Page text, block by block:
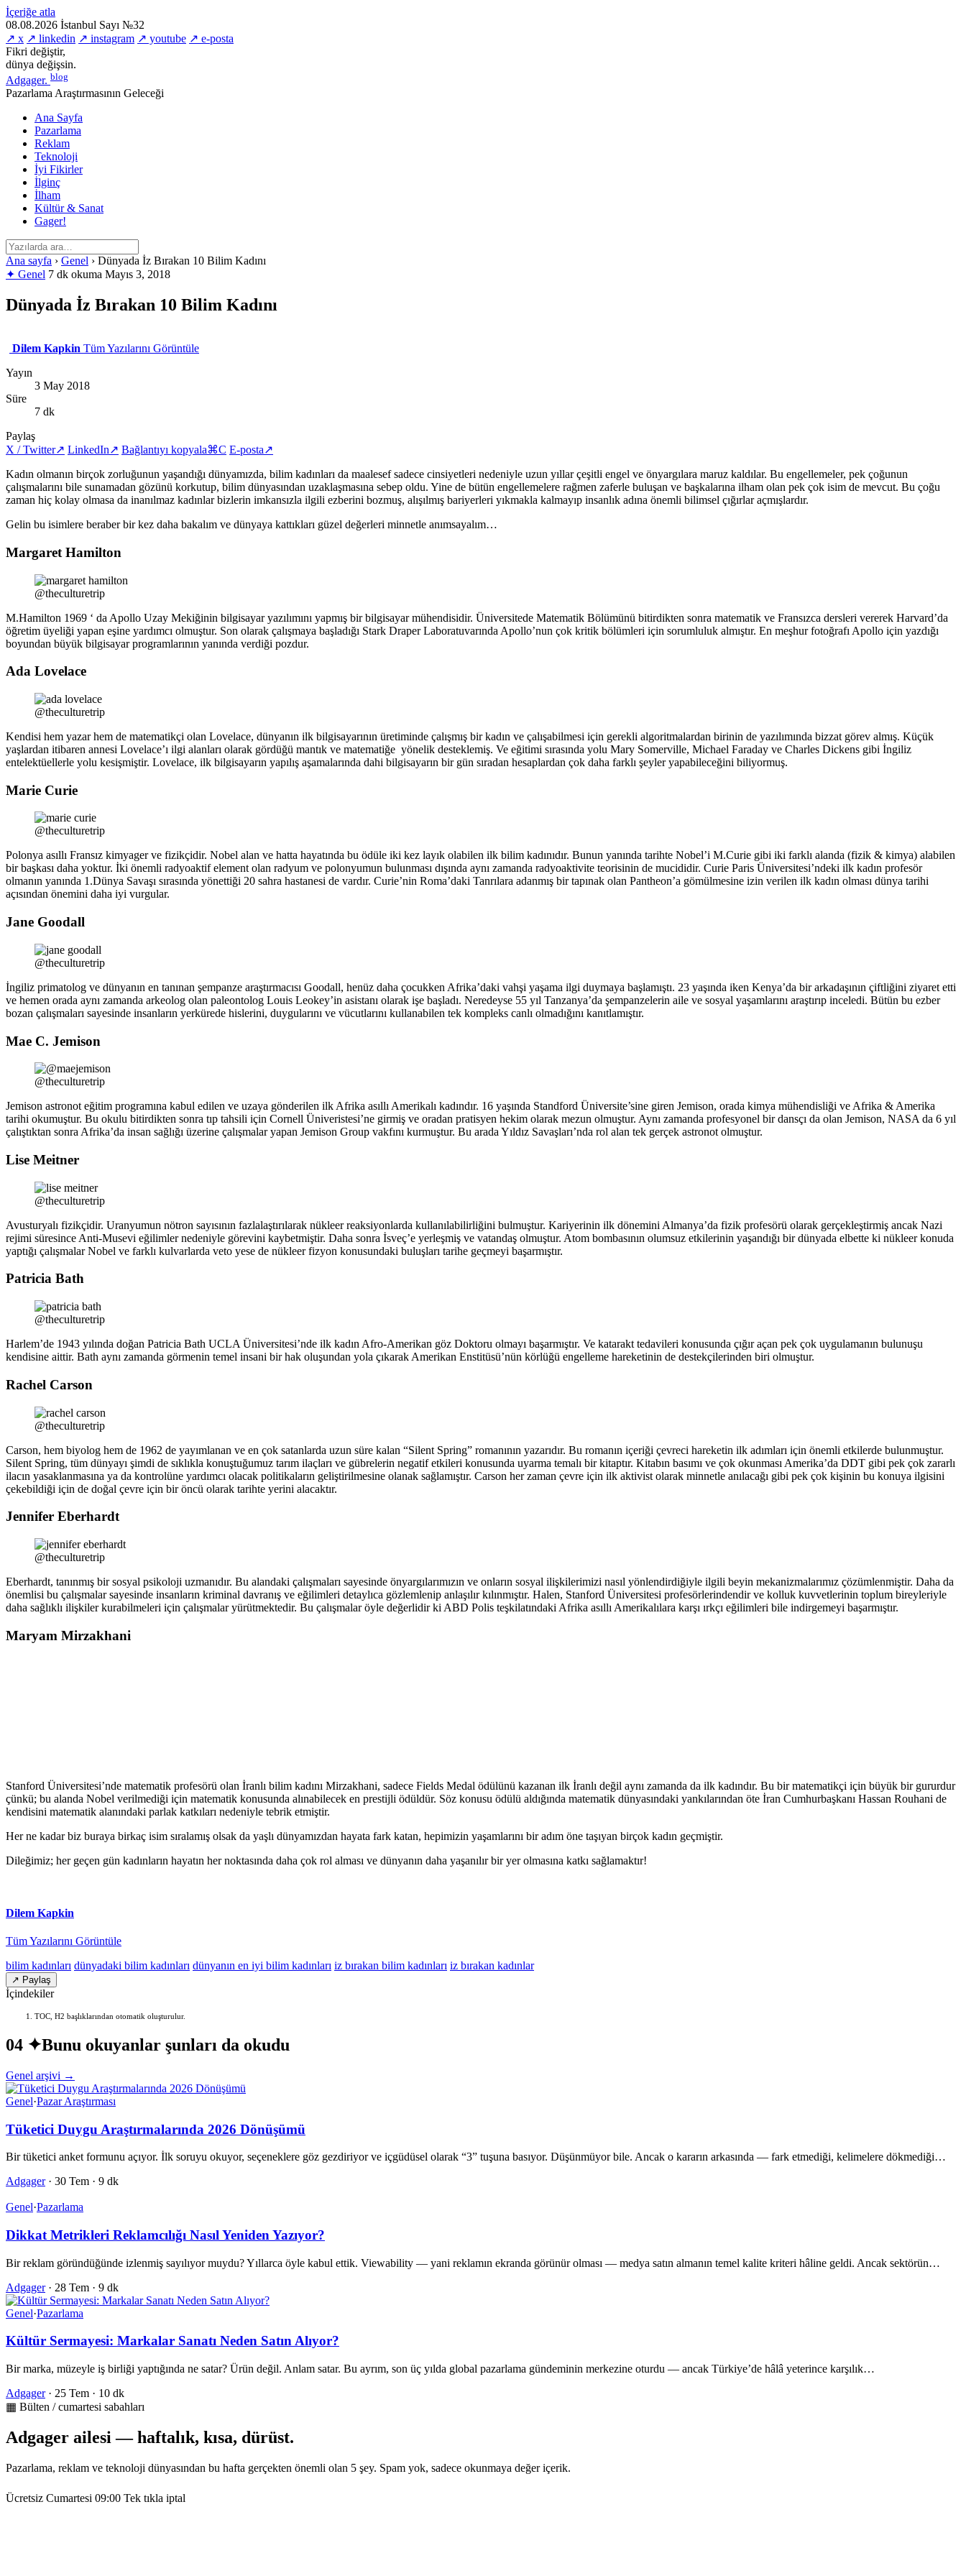
İçeriğe atla
08.08.2026 İstanbul Sayı №32
↗ x ↗ linkedin ↗ instagram ↗ youtube ↗ e-posta
Fikri değiştir,
dünya değişsin.
Adgager. blog
Pazarlama Araştırmasının Geleceği
Ana Sayfa
Pazarlama
Reklam
Teknoloji
İyi Fikirler
İlginç
İlham
Kültür & Sanat
Gager!
Ana sayfa › Genel › Dünyada İz Bırakan 10 Bilim Kadını
✦ Genel 7 dk okuma Mayıs 3, 2018
Dünyada İz Bırakan 10 Bilim Kadını
Dilem Kapkin Tüm Yazılarını Görüntüle
Yayın
3 May 2018
Süre
7 dk
Paylaş
X / Twitter↗ LinkedIn↗ Bağlantıyı kopyala⌘C E-posta↗
Kadın olmanın birçok zorluğunun yaşandığı dünyamızda, bilim kadınları da maalesef sadece cinsiyetleri nedeniyle uzun yıllar çeşitli engel ve önyargılara maruz kaldılar. Bu engellemeler, pek çoğunun
çalışmalarını bile sunamadan gözünü korkutup, bilim dünyasından uzaklaşmasına sebep oldu. Yine de bütün engellemelere rağmen zaferle buluşan ve başkalarına ilham olan pek çok isim de mevcut. Bu çoğu
zaman hiç kolay olmasa da inanılmaz kadınlar bizlerin imkansızla ilgili ezberini bozmuş, alışılmış bariyerleri yıkmakla kalmayıp insanlık adına önemli bilimsel çığırlar açmışlardır.
Gelin bu isimlere beraber bir kez daha bakalım ve dünyaya kattıkları güzel değerleri minnetle anımsayalım…
Margaret Hamilton
@theculturetrip
M.Hamilton 1969 ‘ da Apollo Uzay Mekiğinin bilgisayar yazılımını yapmış bir bilgisayar mühendisidir. Üniversitede Matematik Bölümünü bitirdikten sonra matematik ve Fransızca dersleri vererek Harvard’da
öğretim üyeliği yapan eşine yardımcı olmuştur. Son olarak çalışmaya başladığı Stark Draper Laboratuvarında Apollo’nun çok kritik bölümleri için sorumluluk almıştır. En meşhur fotoğrafı Apollo için yazdığı
boyundan büyük bilgisayar programlarının yanında verdiği pozdur.
Ada Lovelace
@theculturetrip
Kendisi hem yazar hem de matematikçi olan Lovelace, dünyanın ilk bilgisayarının üretiminde çalışmış bir kadın ve çalışabilmesi için gerekli algoritmalardan birinin de yazılımında bizzat görev almış. Küçük
yaşlardan itibaren annesi Lovelace’ı ilgi alanları olarak gördüğü mantık ve matematiğe yönelik desteklemiş. Ve eğitimi sırasında yolu Mary Somerville, Michael Faraday ve Charles Dickens gibi İngiliz
entelektüellerle yolu kesişmiştir. Lovelace, ilk bilgisayarın yapılış aşamalarında dahi bilgisayarın bir gün sıradan hesaplardan çok daha farklı şeyler yapabileceğini biliyormuş.
Marie Curie
@theculturetrip
Polonya asıllı Fransız kimyager ve fizikçidir. Nobel alan ve hatta hayatında bu ödüle iki kez layık olabilen ilk bilim kadınıdır. Bunun yanında tarihte Nobel’i M.Curie gibi iki farklı alanda (fizik & kimya) alabilen
bir başkası daha yoktur. İki önemli radyoaktif element olan radyum ve polonyumun bulunması dışında aynı zamanda radyoaktivite teorisinin de mucididir. Curie Paris Üniversitesi’ndeki ilk kadın profesör
olmanın yanında 1.Dünya Savaşı sırasında yönettiği 20 sahra hastanesi de vardır. Curie’nin Roma’daki Tanrılara adanmış bir tapınak olan Pantheon’a gömülmesine izin verilen ilk kadın olması dünya tarihi
açısından önemini daha iyi vurgular.
Jane Goodall
@theculturetrip
İngiliz primatolog ve dünyanın en tanınan şempanze araştırmacısı Goodall, henüz daha çocukken Afrika’daki vahşi yaşama ilgi duymaya başlamıştı. 23 yaşında iken Kenya’da bir arkadaşının çiftliğini ziyaret etti
ve hemen orada aynı zamanda arkeolog olan paleontolog Louis Leokey’in asistanı olarak işe başladı. Neredeyse 55 yıl Tanzanya’da şempanzelerin aile ve sosyal yaşamlarını araştırıp inceledi. Bütün bu ezber
bozan çalışmaları sayesinde insanların yerkürede hislerini, duygularını ve vücutlarını kullanabilen tek kompleks canlı olmadığını kanıtlamıştır.
Mae C. Jemison
@theculturetrip
Jemison astronot eğitim programına kabul edilen ve uzaya gönderilen ilk Afrika asıllı Amerikalı kadındır. 16 yaşında Standford Üniversite’sine giren Jemison, orada kimya mühendisliği ve Afrika & Amerika
tarihi okumuştur. Bu okulu bitirdikten sonra tıp tahsili için Cornell Üniveristesi’ne girmiş ve oradan pratisyen hekim olarak mezun olmuştur. Aynı zamanda profesyonel bir dansçı da olan Jemison, NASA da 6 yıl
çalıştıktan sonra Afrika’da insan sağlığı üzerine çalışmalar yapan Jemison Group vakfını kurmuştur. Bu arada Yıldız Savaşları’nda rol alan tek gerçek astronot olmuştur.
Lise Meitner
@theculturetrip
Avusturyalı fizikçidir. Uranyumun nötron sayısının fazlalaştırılarak nükleer reaksiyonlarda kullanılabilirliğini bulmuştur. Kariyerinin ilk dönemini Almanya’da fizik profesörü olarak gerçekleştirmiş ancak Nazi
rejimi süresince Anti-Musevi eğilimler nedeniyle görevini kaybetmiştir. Daha sonra İsveç’e yerleşmiş ve vatandaş olmuştur. Atom bombasının olumsuz etkilerinin yaşandığı bir dünyada elbette ki nükleer konuda
yaptığı çalışmalar Nobel ve farklı kulvarlarda veto yese de nükleer fizyon konusundaki buluşları tarihe geçmeyi başarmıştır.
Patricia Bath
@theculturetrip
Harlem’de 1943 yılında doğan Patricia Bath UCLA Üniversitesi’nde ilk kadın Afro-Amerikan göz Doktoru olmayı başarmıştır. Ve katarakt tedavileri konusunda çığır açan pek çok uygulamanın bulunuşu
kendisine aittir. Bath aynı zamanda görmenin temel insani bir hak oluşundan yola çıkarak Amerikan Enstitüsü’nün körlüğü engelleme hareketinin de destekçilerinden biri olmuştur.
Rachel Carson
@theculturetrip
Carson, hem biyolog hem de 1962 de yayımlanan ve en çok satanlarda uzun süre kalan “Silent Spring” romanının yazarıdır. Bu romanın içeriği çevreci hareketin ilk adımları için önemli etkilerde bulunmuştur.
Silent Spring, tüm dünyayı şimdi de sıklıkla konuştuğumuz tarım ilaçları ve gübrelerin negatif etkileri konusunda uyarma temalı bir kitaptır. Kitabın basımı ve çok okunması Amerika’da DDT gibi pek çok zararlı
ilacın yasaklanmasına ya da kontrolüne yardımcı olacak politikaların geliştirilmesine olanak sağlamıştır. Carson her zaman çevre için ilk aktivist olarak minnetle anılacağı gibi pek çok kişinin bu konuya ilgisini
çekebildiği için de doğal çevre için bir öncü olarak tarihte yerini alacaktır.
Jennifer Eberhardt
@theculturetrip
Eberhardt, tanınmış bir sosyal psikoloji uzmanıdır. Bu alandaki çalışmaları sayesinde önyargılarımızın ve onların sosyal ilişkilerimizi nasıl yönlendirdiğiyle ilgili beyin mekanizmalarımız çözümlenmiştir. Daha da
önemlisi bu çalışmalar sayesinde insanların kriminal davranış ve eğilimleri detaylıca gözlemlenip anlaşılır kılınmıştır. Halen, Stanford Üniversitesi profesörlerindendir ve kolluk kuvvetlerinin toplum bireyleriyle
daha sağlıklı ilişkiler kurabilmeleri için çalışmalar yürütmektedir. Bu çalışmalar öyle değerlidir ki ABD Polis teşkilatındaki Afrika asıllı Amerikalılara karşı ırkçı eğilimleri bile indirgemeyi başarmıştır.
Maryam Mirzakhani
Stanford Üniversitesi’nde matematik profesörü olan İranlı bilim kadını Mirzakhani, sadece Fields Medal ödülünü kazanan ilk İranlı değil aynı zamanda da ilk kadındır. Bu bir matematikçi için büyük bir gururdur
çünkü; bu alanda Nobel verilmediği için matematik konusunda alınabilecek en prestijli ödüldür. Söz konusu ödülü aldığında matematik dünyasındaki yankılarından öte İran Cumhurbaşkanı Hassan Rouhani de
kendisini matematik alanındaki parlak katkıları nedeniyle tebrik etmiştir.
Her ne kadar biz buraya birkaç isim sıralamış olsak da yaşlı dünyamızdan hayata fark katan, hepimizin yaşamlarını bir adım öne taşıyan birçok kadın geçmiştir.
Dileğimiz; her geçen gün kadınların hayatın her noktasında daha çok rol alması ve dünyanın daha yaşanılır bir yer olmasına katkı sağlamaktır!
Dilem Kapkin
Tüm Yazılarını Görüntüle
bilim kadınları dünyadaki bilim kadınları dünyanın en iyi bilim kadınları iz bırakan bilim kadınları iz bırakan kadınlar
↗ Paylaş
İçindekiler
TOC, H2 başlıklarından otomatik oluşturulur.
04 ✦Bunu okuyanlar şunları da okudu
Genel arşivi →
Genel·Pazar Araştırması
Tüketici Duygu Araştırmalarında 2026 Dönüşümü
Bir tüketici anket formunu açıyor. İlk soruyu okuyor, seçeneklere göz gezdiriyor ve içgüdüsel olarak “3” tuşuna basıyor. Düşünmüyor bile. Ancak o kararın arkasında — fark etmediği, kelimelere dökmediği…
Adgager · 30 Tem · 9 dk
Genel·Pazarlama
Dikkat Metrikleri Reklamcılığı Nasıl Yeniden Yazıyor?
Bir reklam göründüğünde izlenmiş sayılıyor muydu? Yıllarca öyle kabul ettik. Viewability — yani reklamın ekranda görünür olması — medya satın almanın temel kalite kriteri hâline geldi. Ancak sektörün…
Adgager · 28 Tem · 9 dk
Genel·Pazarlama
Kültür Sermayesi: Markalar Sanatı Neden Satın Alıyor?
Bir marka, müzeyle iş birliği yaptığında ne satar? Ürün değil. Anlam satar. Bu ayrım, son üç yılda global pazarlama gündeminin merkezine oturdu — ancak Türkiye’de hâlâ yeterince karşılık…
Adgager · 25 Tem · 10 dk
▦ Bülten / cumartesi sabahları
Adgager ailesi — haftalık, kısa, dürüst.
Pazarlama, reklam ve teknoloji dünyasından bu hafta gerçekten önemli olan 5 şey. Spam yok, sadece okunmaya değer içerik.
Ücretsiz Cumartesi 09:00 Tek tıkla iptal